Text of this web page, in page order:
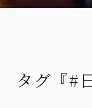
タグ『#